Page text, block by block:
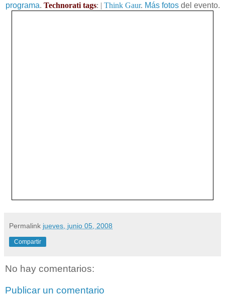
programa. Technorati tags: | Think Gaur. Más fotosdel evento.
Permalink jueves, junio 05, 2008
Compartir
No hay comentarios:
Publicar un comentario